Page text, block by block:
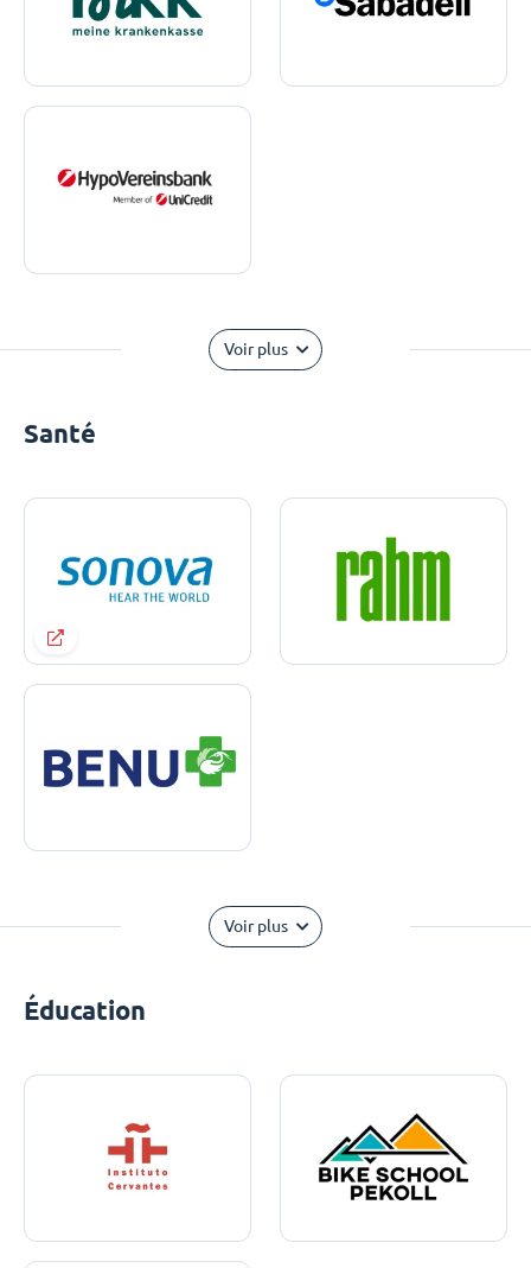
Voir plus
Santé
Voir plus
Éducation